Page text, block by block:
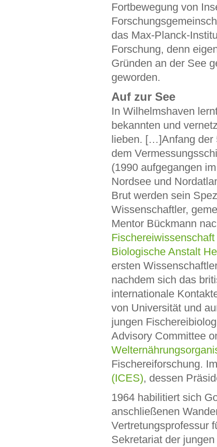
Fortbewegung von
das Max-Planck-
Forschung, denn
Gründen an der See
geworden.
Auf zur See
In Wilhelmshaven
bekannten und
lieben. […]Anfang der
dem
(1990 aufgegangen
Nordsee und
Brut werden sein
Wissenschaftler,
Mentor Bückmann
Fischereiwissenschaft
Biologische Anstalt
ersten
nachdem sich das
internationale
von Universität und
jungen
Advisory Committee
Fischereiforschung.
(ICES), dessen
1964 habilitiert sich
anschließenen
Vertretungsprofessur
Sekretariat der jungen